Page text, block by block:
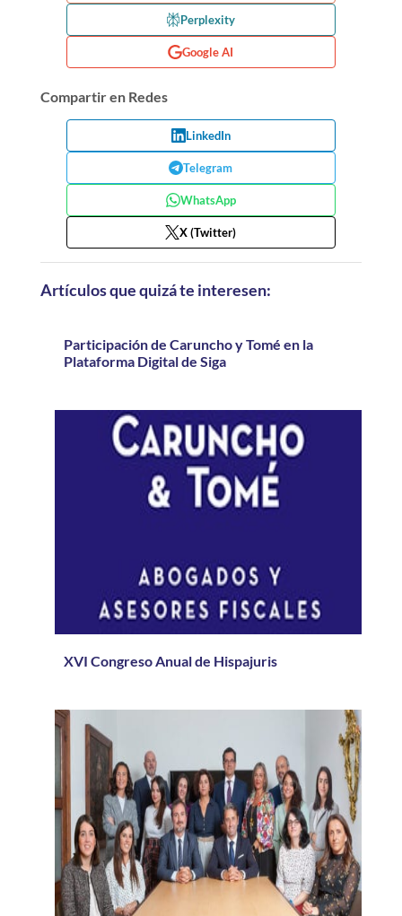
Perplexity
Google AI
Compartir en Redes
LinkedIn
Telegram
WhatsApp
X (Twitter)
Artículos que quizá te interesen:
Participación de Caruncho y Tomé en la
Plataforma Digital de Siga
XVI Congreso Anual de Hispajuris